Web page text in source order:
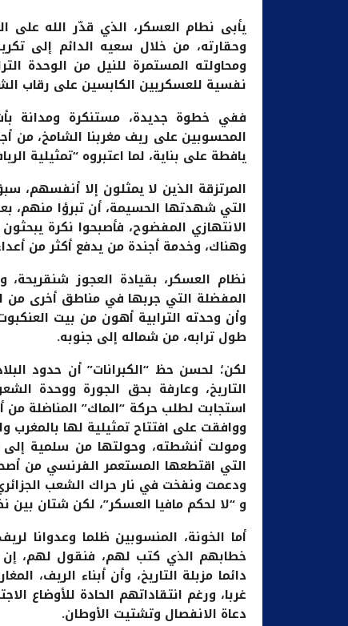
يأبى نطام العسكر، الذي قدّر الله على
وحقارته، من خلال سعيه الدائم إلى
ومحاولته المستمرة للنيل من الوحدة
نفسية للعسكريين الكابسين على رقاب
ففي خطوة جديدة، مستنكرة ومدانة
المحسوبين على ريف مغربنا الشامخ، من
يافطة على بناية، لما اعتبروه “تمثيلية
المرتزقة الذين لا يمثلون إلا أنفسهم،
التي شهدتها الحسيمة، أن تبرؤا منهم،
الانتهازي المفضوح، فأصبحوا نكرة
وهناك، وخدمة أجندة من يدفع أكثر من
نظام العسكر، بقيادة العجوز
المفضلة التي جربها في مناطق أخرى من
وأن وحدته الترابية أهون من بيت
طول ترابه، من شماله إلى جنوبه.
لكن؛ لحسن حظ “الكبرانات” أن حدود
التاريخ، وعارفة بحق الجورة ووحدة
استجابت لطلب حركة “الماك” المناضلة من
ووافقت على افتتاح تمثيلية لها
ومولت أنشطته، وحولتها من سلمية إلى
التي اقتطعها المستعمر الفرنسي من
ودعمت ونفخت في نار حراك الشعب الجزائري
و “لا لحكم مافيا العسكر”، لكن شتان بين
أما الخونة، المنسوبين ظلما وعدوانا
خطابهم الذي كتب لهم، فنقول لهم،
دائما مزبلة التاريخ، وأن أبناء الريف،
غربا، ورغم انتقاداتهم الحادة للأوضاع
دعاة الانفصال وتشتيت الأوطان.